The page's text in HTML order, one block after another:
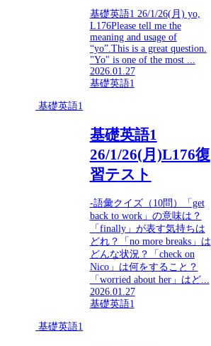
基礎英語1 26/1/26(月) yo,
L176Please tell me the
meaning and usage of
“yo”.This is a great question.
"Yo" is one of the most ...
2026.01.27
基礎英語1
基礎英語1
基礎英語1
26/1/26(月)L176復
習テスト
-語彙クイズ（10問）「get
back to work」の意味は？
「finally」が表す気持ちは
どれ？「no more breaks」は
どんな状況？「check on
Nico」は何をすること？
「worried about her」はど...
2026.01.27
基礎英語1
基礎英語1